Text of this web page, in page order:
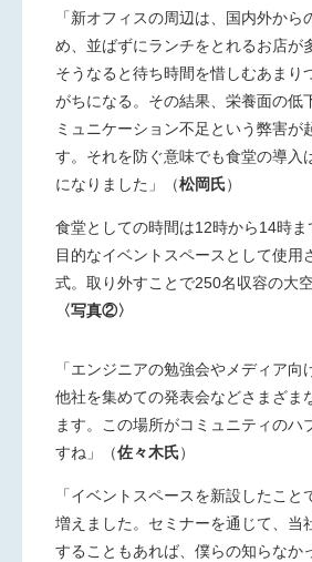
「新オフィスの周辺は、国内外から
め、並ばずにランチをとれるお店が
そうなると待ち時間を惜しむあまり
がちになる。その結果、栄養面の低
ミュニケーション不足という弊害が
す。それを防ぐ意味でも食堂の導入
になりました」
（松岡氏）
食堂としての時間は12時から14時
目的なイベントスペースとして使用
式。取り外すことで250名収容の大
〈写真②〉
「エンジニアの勉強会やメディア向
他社を集めての発表会などさまざま
ます。この場所がコミュニティのハ
すね」
（佐々木氏）
「イベントスペースを新設したこと
増えました。セミナーを通じて、当
することもあれば、僕らの知らなか